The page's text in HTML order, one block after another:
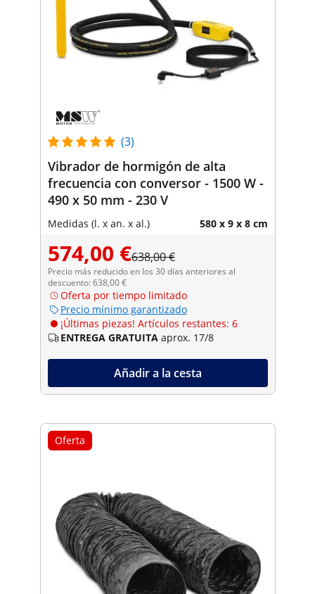
(3)
Vibrador de hormigón de alta
frecuencia con conversor - 1500 W -
490 x 50 mm - 230 V
Medidas (l. x an. x al.) 580 x 9 x 8 cm
574,00 €638,00 €
Precio más reducido en los 30 días anteriores al
descuento: 638,00 €
Oferta por tiempo limitado
Precio mínimo garantizado
¡Últimas piezas! Artículos restantes: 6
ENTREGA GRATUITA aprox. 17/8
Añadir a la cesta
Oferta